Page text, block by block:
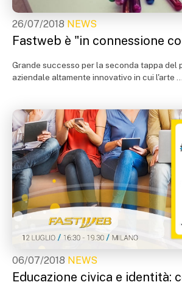
26/07/2018 NEWS
Fastweb è "in connessione
Grande successo per la seconda tappa del
aziendale altamente innovativo in cui l'arte ...
06/07/2018 NEWS
Educazione civica e identità: